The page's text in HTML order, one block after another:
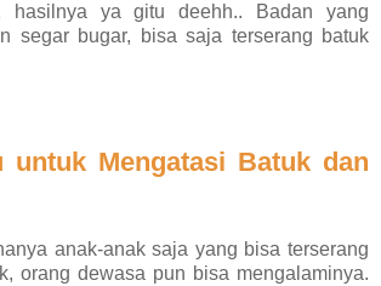
hasilnya ya gitu deehh.. Badan yang
segar bugar, bisa saja terserang batuk
untuk Mengatasi Batuk dan
anak-anak saja yang bisa terserang
orang dewasa pun bisa mengalaminya.